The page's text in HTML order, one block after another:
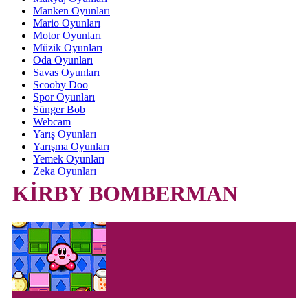
Manken Oyunları
Mario Oyunları
Motor Oyunları
Müzik Oyunları
Oda Oyunları
Savas Oyunları
Scooby Doo
Spor Oyunları
Sünger Bob
Webcam
Yarış Oyunları
Yarışma Oyunları
Yemek Oyunları
Zeka Oyunları
KİRBY BOMBERMAN